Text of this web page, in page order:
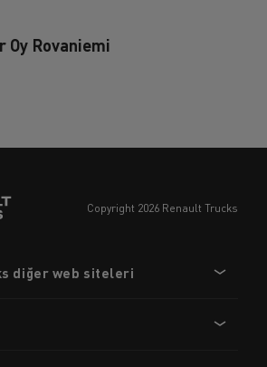
Oy Rovaniemi
copyright 2026 Renault Trucks
diğer web siteleri